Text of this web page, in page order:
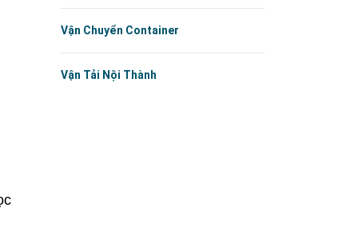
Vận Chuyển Container
Vận Tải Nội Thành